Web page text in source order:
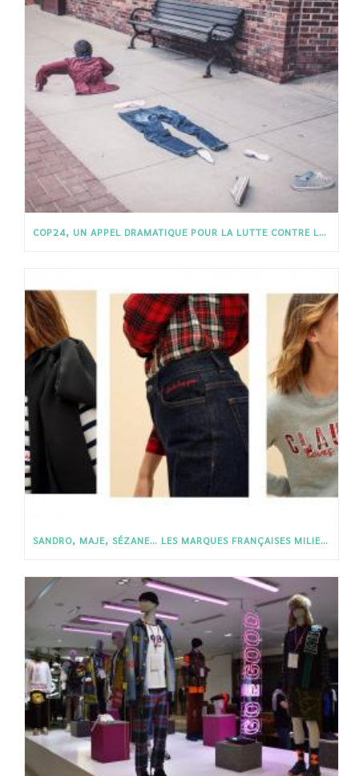
COP24, UN APPEL DRAMATIQUE POUR LA LUTTE CONTRE LE CHANGEMENT CLIMATIQUE
SANDRO, MAJE, SÉZANE… LES MARQUES FRANÇAISES MILIEU DE GAMME À LA TRAÎNE SUR L’ÉTHIQUE